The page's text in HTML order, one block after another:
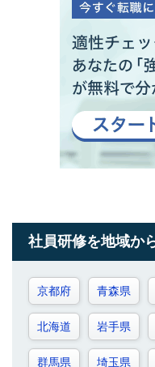
社員研修を地域か
京都府 青森県
北海道 岩手県
群馬県 埼玉県